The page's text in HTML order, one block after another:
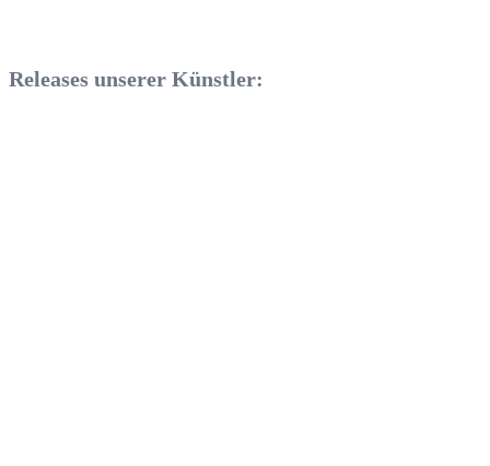
Releases unserer Künstler: